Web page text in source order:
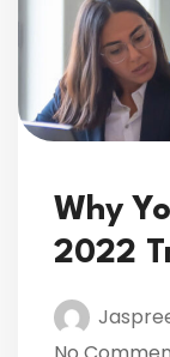
Why
2022